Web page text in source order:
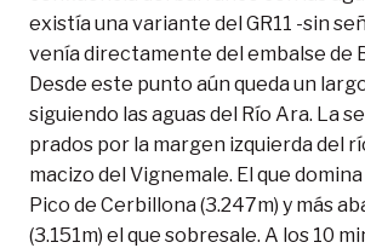
existía una variante del GR11 -sin
venía directamente del embalse de
Desde este punto aún queda un
siguiendo las aguas del Río Ara. La
prados por la margen izquierda del
macizo del Vignemale. El que
Pico de Cerbillona (3.247m) y más
(3.151m) el que sobresale. A los 10